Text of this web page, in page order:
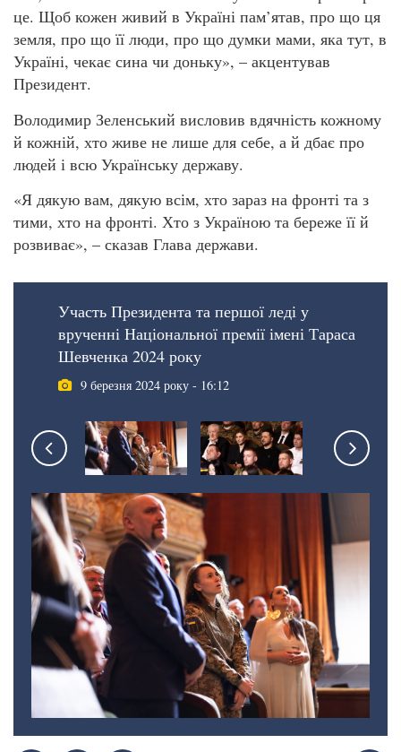
це. Щоб кожен живий в Україні пам’ятав, про що ця
земля, про що її люди, про що думки мами, яка тут, в
Україні, чекає сина чи доньку», – акцентував
Президент.
Володимир Зеленський висловив вдячність кожному
й кожній, хто живе не лише для себе, а й дбає про
людей і всю Українську державу.
«Я дякую вам, дякую всім, хто зараз на фронті та з
тими, хто на фронті. Хто з Україною та береже її й
розвиває», – сказав Глава держави.
Участь Президента та першої леді у
врученні Національної премії імені Тараса
Шевченка 2024 року
9 березня 2024 року - 16:12